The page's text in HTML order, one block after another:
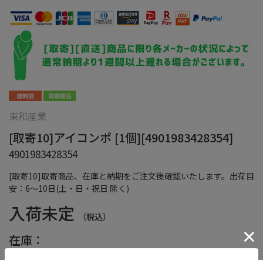
[取寄10]取寄商品、在庫と納期をご注文後確認いたします。出荷目
安：6～10日(土・日・祝日 除く)
東和産業
[取寄10]アイコンポ [1個][4901983428354]
4901983428354
入荷未定 （税込）
在庫：